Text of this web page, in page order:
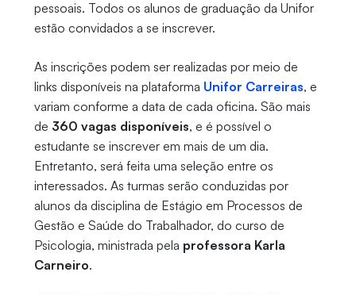
pessoais. Todos os alunos de graduação da Unifor
estão convidados a se inscrever.
As inscrições podem ser realizadas por meio de
links disponíveis na plataforma Unifor Carreiras, e
variam conforme a data de cada oficina. São mais
de 360 vagas disponíveis, e é possível o
estudante se inscrever em mais de um dia.
Entretanto, será feita uma seleção entre os
interessados. As turmas serão conduzidas por
alunos da disciplina de Estágio em Processos de
Gestão e Saúde do Trabalhador, do curso de
Psicologia, ministrada pela professora Karla
Carneiro.